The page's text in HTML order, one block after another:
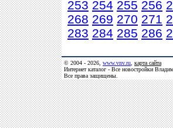
253 254 255 256
268 269 270 271
283 284 285 286
© 2004 - 2026, www.vnv.ru карта сайта
Интернет каталог - Все новостройки
Все права защищены.